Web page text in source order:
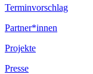
Terminvorschlag
Partner*innen
Projekte
Presse